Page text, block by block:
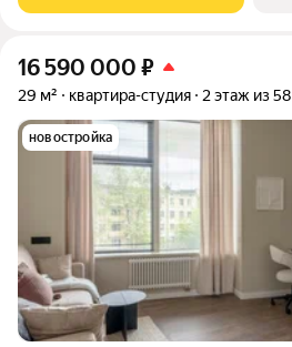
16 590 000 ₽
29 м² квартира-студия 2 этаж из 58
новостройка